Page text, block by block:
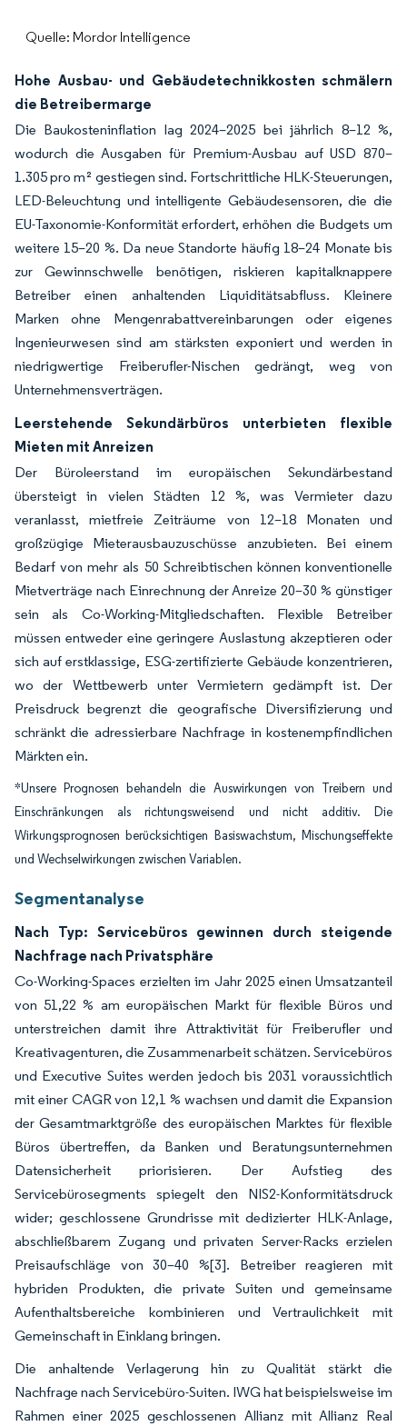
Quelle: Mordor Intelligence
Hohe Ausbau- und Gebäudetechnikkosten schmälern
die Betreibermarge
Die Baukosteninflation lag 2024–2025 bei jährlich 8–12 %,
wodurch die Ausgaben für Premium-Ausbau auf USD 870–
1.305 pro m² gestiegen sind. Fortschrittliche HLK-Steuerungen,
LED-Beleuchtung und intelligente Gebäudesensoren, die die
EU-Taxonomie-Konformität erfordert, erhöhen die Budgets um
weitere 15–20 %. Da neue Standorte häufig 18–24 Monate bis
zur Gewinnschwelle benötigen, riskieren kapitalknappere
Betreiber einen anhaltenden Liquiditätsabfluss. Kleinere
Marken ohne Mengenrabattvereinbarungen oder eigenes
Ingenieurwesen sind am stärksten exponiert und werden in
niedrigwertige Freiberufler-Nischen gedrängt, weg von
Unternehmensverträgen.
Leerstehende Sekundärbüros unterbieten flexible
Mieten mit Anreizen
Der Büroleerstand im europäischen Sekundärbestand
übersteigt in vielen Städten 12 %, was Vermieter dazu
veranlasst, mietfreie Zeiträume von 12–18 Monaten und
großzügige Mieterausbauzuschüsse anzubieten. Bei einem
Bedarf von mehr als 50 Schreibtischen können konventionelle
Mietverträge nach Einrechnung der Anreize 20–30 % günstiger
sein als Co-Working-Mitgliedschaften. Flexible Betreiber
müssen entweder eine geringere Auslastung akzeptieren oder
sich auf erstklassige, ESG-zertifizierte Gebäude konzentrieren,
wo der Wettbewerb unter Vermietern gedämpft ist. Der
Preisdruck begrenzt die geografische Diversifizierung und
schränkt die adressierbare Nachfrage in kostenempfindlichen
Märkten ein.
*Unsere Prognosen behandeln die Auswirkungen von Treibern und
Einschränkungen als richtungsweisend und nicht additiv. Die
Wirkungsprognosen berücksichtigen Basiswachstum, Mischungseffekte
und Wechselwirkungen zwischen Variablen.
Segmentanalyse
Nach Typ: Servicebüros gewinnen durch steigende
Nachfrage nach Privatsphäre
Co-Working-Spaces erzielten im Jahr 2025 einen Umsatzanteil
von 51,22 % am europäischen Markt für flexible Büros und
unterstreichen damit ihre Attraktivität für Freiberufler und
Kreativagenturen, die Zusammenarbeit schätzen. Servicebüros
und Executive Suites werden jedoch bis 2031 voraussichtlich
mit einer CAGR von 12,1 % wachsen und damit die Expansion
der Gesamtmarktgröße des europäischen Marktes für flexible
Büros übertreffen, da Banken und Beratungsunternehmen
Datensicherheit priorisieren. Der Aufstieg des
Servicebürosegments spiegelt den NIS2-Konformitätsdruck
wider; geschlossene Grundrisse mit dedizierter HLK-Anlage,
abschließbarem Zugang und privaten Server-Racks erzielen
Preisaufschläge von 30–40 %[3]. Betreiber reagieren mit
hybriden Produkten, die private Suiten und gemeinsame
Aufenthaltsbereiche kombinieren und Vertraulichkeit mit
Gemeinschaft in Einklang bringen.
Die anhaltende Verlagerung hin zu Qualität stärkt die
Nachfrage nach Servicebüro-Suiten. IWG hat beispielsweise im
Rahmen einer 2025 geschlossenen Allianz mit Allianz Real